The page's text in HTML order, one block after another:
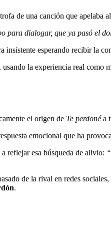
de una canción que apelaba
para dialogar, que ya pasó el
insistente esperando recibir la
la experiencia real como
el origen de Te perdonéa
emocional que ha
reflejar esa búsqueda de alivio:
de la rival en redes sociales,
.